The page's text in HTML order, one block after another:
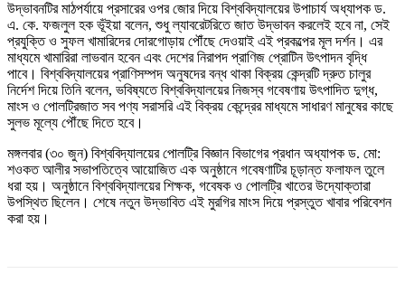
উদ্ভাবনটির মাঠপর্যায়ে প্রসারের ওপর জোর দিয়ে বিশ্ববিদ্যালয়ের উপাচার্য অধ্যাপক ড.
এ. কে. ফজলুল হক ভূঁইয়া বলেন, শুধু ল্যাবরেটরিতে জাত উদ্ভাবন করলেই হবে না, সেই
প্রযুক্তি ও সুফল খামারিদের দোরগোড়ায় পৌঁছে দেওয়াই এই প্রকল্পের মূল দর্শন। এর
মাধ্যমে খামারিরা লাভবান হবেন এবং দেশের নিরাপদ প্রাণিজ প্রোটিন উৎপাদন বৃদ্ধি
পাবে। বিশ্ববিদ্যালয়ের প্রাণিসম্পদ অনুষদের বন্ধ থাকা বিক্রয় কেন্দ্রটি দ্রুত চালুর
নির্দেশ দিয়ে তিনি বলেন, ভবিষ্যতে বিশ্ববিদ্যালয়ের নিজস্ব গবেষণায় উৎপাদিত দুগ্ধ,
মাংস ও পোলট্রিজাত সব পণ্য সরাসরি এই বিক্রয় কেন্দ্রের মাধ্যমে সাধারণ মানুষের কাছে
সুলভ মূল্যে পৌঁছে দিতে হবে।
মঙ্গলবার (৩০ জুন) বিশ্ববিদ্যালয়ের পোলট্রি বিজ্ঞান বিভাগের প্রধান অধ্যাপক ড. মো:
শওকত আলীর সভাপতিত্বে আয়োজিত এক অনুষ্ঠানে গবেষণাটির চূড়ান্ত ফলাফল তুলে
ধরা হয়। অনুষ্ঠানে বিশ্ববিদ্যালয়ের শিক্ষক, গবেষক ও পোলট্রি খাতের উদ্যোক্তারা
উপস্থিত ছিলেন। শেষে নতুন উদ্ভাবিত এই মুরগির মাংস দিয়ে প্রস্তুত খাবার পরিবেশন
করা হয়।